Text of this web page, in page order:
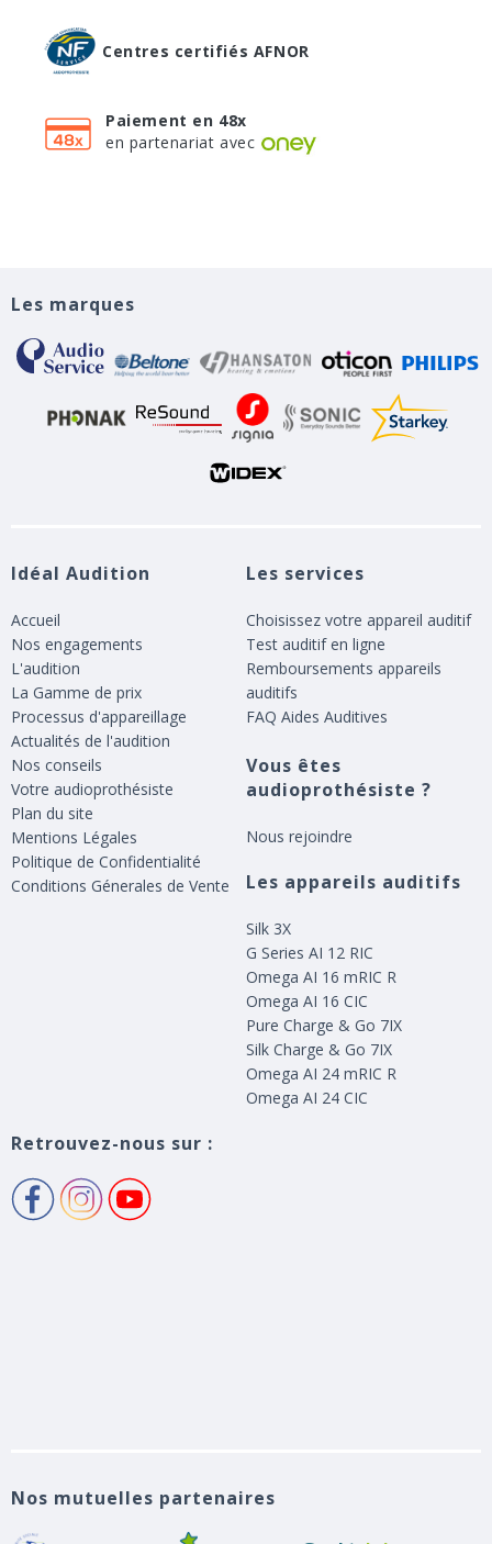
Centres certifiés AFNOR
Paiement en 48x
en partenariat avec
Les marques
Idéal Audition
Accueil
Nos engagements
L'audition
La Gamme de prix
Processus d'appareillage
Actualités de l'audition
Nos conseils
Votre audioprothésiste
Plan du site
Mentions Légales
Politique de Confidentialité
Conditions Génerales de Vente
Les services
Choisissez votre appareil auditif
Test auditif en ligne
Remboursements appareils
auditifs
FAQ Aides Auditives
Vous êtes
audioprothésiste ?
Nous rejoindre
Les appareils auditifs
Silk 3X
G Series AI 12 RIC
Omega AI 16 mRIC R
Omega AI 16 CIC
Pure Charge & Go 7IX
Silk Charge & Go 7IX
Omega AI 24 mRIC R
Omega AI 24 CIC
Retrouvez-nous sur :
Nos mutuelles partenaires